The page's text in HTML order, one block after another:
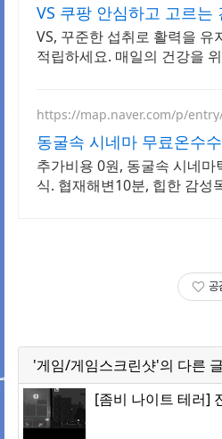
VS 쿠팡 안심하고 고르는
VS, 꾸준한 섭취로 활력을 유
적립하세요. 매일의 건강을
https://map.naver.com/p/
동굴속 시네마 무료온수
독특하고 아늑한 제주 아
추가비용 0원, 동굴속 시네마
식. 협재해변10분, 힙한 감성
공
'게임/게임스크린샷'의 다른 글
[좀비 나이트 테러]